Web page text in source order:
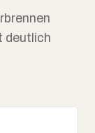
deutlich